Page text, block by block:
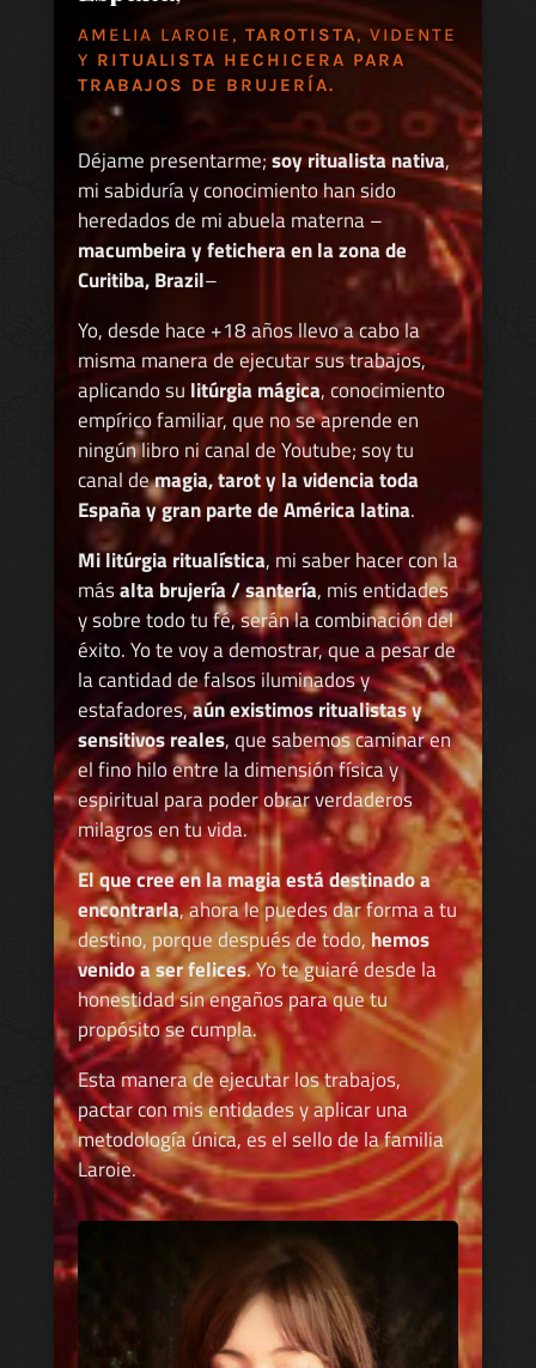
AMELIA LAROIE, TAROTISTA, VIDENTE
Y RITUALISTA HECHICERA PARA
TRABAJOS DE BRUJERÍA.
Déjame presentarme;soy ritualista nativa,
mi sabiduría y conocimiento han sido
heredados de mi abuela materna –
macumbeira y fetichera en la zona de
Curitiba, Brazil–
Yo, desde hace +18 años llevo a cabo la
misma manera de ejecutar sus trabajos,
aplicando su litúrgia mágica, conocimiento
empírico familiar, que no se aprende en
ningún libro ni canal de Youtube; soy tu
canal demagia, tarot y la videncia toda
España y gran parte de América latina.
Mi litúrgia ritualística, mi saber hacer con la
másalta brujería / santería, mis entidades
y sobre todo tu fé, serán la combinación del
éxito. Yo te voy a demostrar, que a pesar de
la cantidad de falsos iluminados y
estafadores,aún existimos ritualistas y
sensitivos reales, que sabemos caminar en
el fino hilo entre la dimensión física y
espiritual para poder obrar verdaderos
milagros en tu vida.
El que cree en la magia está destinado a
encontrarla, ahora le puedes dar forma a tu
destino, porque después de todo, hemos
venido a ser felices. Yo te guiaré desde la
honestidad sin engaños para que tu
propósito se cumpla.
Esta manera de ejecutar los trabajos,
pactar con mis entidades y aplicar una
metodología única, es el sello de la familia
Laroie.